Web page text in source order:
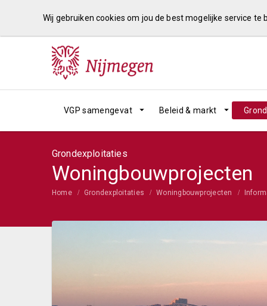
Wij gebruiken cookies om jou de best mogelijke service
VGP samengevat Beleid & markt
Grondexploitaties
Woningbouwprojecten
Home Grondexploitaties Woningbouwprojecten